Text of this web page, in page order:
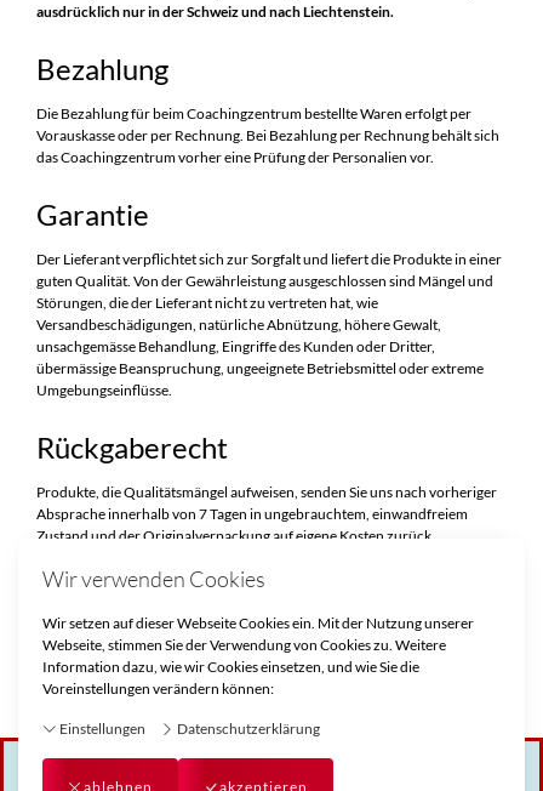
Wir verwenden Cookies
Wir setzen auf dieser Webseite Cookies ein. Mit der Nutzung unserer
Webseite, stimmen Sie der Verwendung von Cookies zu. Weitere
Information dazu, wie wir Cookies einsetzen, und wie Sie die
Voreinstellungen verändern können:
Einstellungen Datenschutzerklärung
ablehnen akzeptieren
ausdrücklich nur in der Schweiz und nach Liechtenstein.
Bezahlung
Die Bezahlung für beim Coachingzentrum bestellte Waren erfolgt per
Vorauskasse oder per Rechnung. Bei Bezahlung per Rechnung behält sich
das Coachingzentrum vorher eine Prüfung der Personalien vor.
Garantie
Der Lieferant verpflichtet sich zur Sorgfalt und liefert die Produkte in einer
guten Qualität. Von der Gewährleistung ausgeschlossen sind Mängel und
Störungen, die der Lieferant nicht zu vertreten hat, wie
Versandbeschädigungen, natürliche Abnützung, höhere Gewalt,
unsachgemässe Behandlung, Eingriffe des Kunden oder Dritter,
übermässige Beanspruchung, ungeeignete Betriebsmittel oder extreme
Umgebungseinflüsse.
Rückgaberecht
Produkte, die Qualitätsmängel aufweisen, senden Sie uns nach vorheriger
Absprache innerhalb von 7 Tagen in ungebrauchtem, einwandfreiem
Zustand und der Originalverpackung auf eigene Kosten zurück.
Rechtshinweis
Gerichtsstand ist 4600 Olten. Es gilt ausschliesslich schweizerisches Recht.
4600 Olten, 01.07.2023